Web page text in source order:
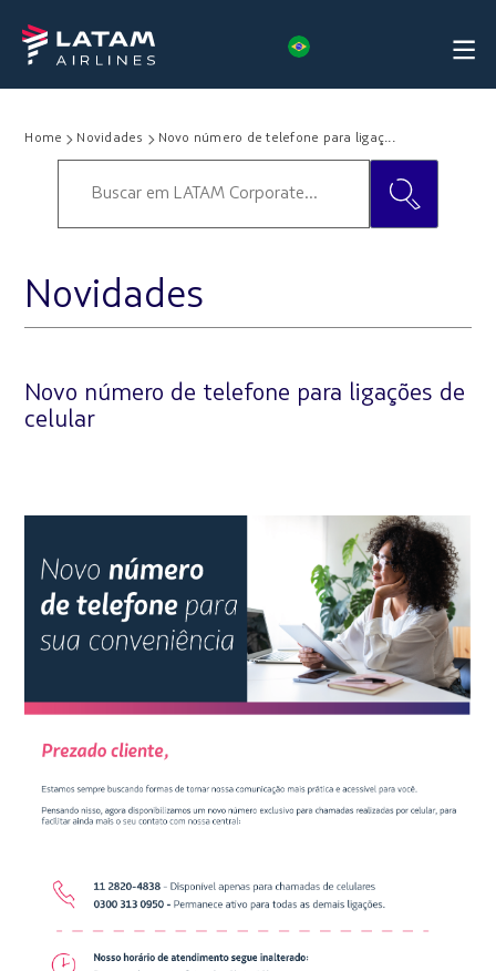
Home Novidades Novo número de telefone para ligaç...
Novidades
Novo número de telefone para ligações de
celular